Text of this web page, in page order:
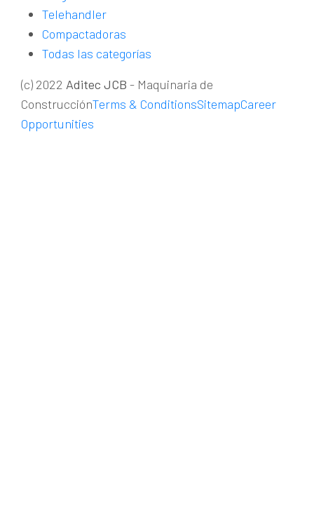
Telehandler
Compactadoras
Todas las categorías
(c) 2022 Aditec JCB - Maquinaria de
ConstrucciónTerms & ConditionsSitemapCareer
Opportunities